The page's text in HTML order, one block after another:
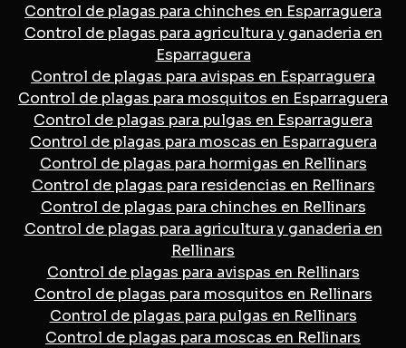
Control de plagas para chinches en Esparraguera
Control de plagas para agricultura y ganaderia en
Esparraguera
Control de plagas para avispas en Esparraguera
Control de plagas para mosquitos en Esparraguera
Control de plagas para pulgas en Esparraguera
Control de plagas para moscas en Esparraguera
Control de plagas para hormigas en Rellinars
Control de plagas para residencias en Rellinars
Control de plagas para chinches en Rellinars
Control de plagas para agricultura y ganaderia en
Rellinars
Control de plagas para avispas en Rellinars
Control de plagas para mosquitos en Rellinars
Control de plagas para pulgas en Rellinars
Control de plagas para moscas en Rellinars